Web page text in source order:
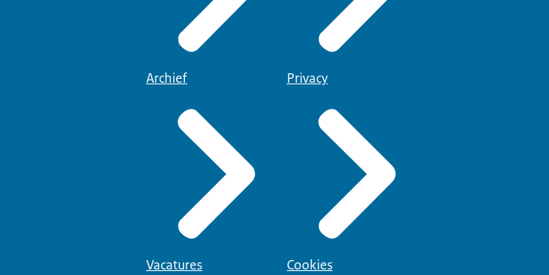
Archief
Vacatures
Privacy
Cookies